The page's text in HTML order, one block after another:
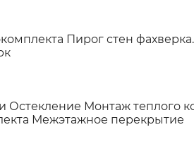
Пирог стен фахверка.
Остекление Монтаж теплого
Межэтажное перекрытие